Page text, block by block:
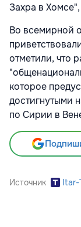
Захра в
Во всемирной
отметили, что
которое
достигнутыми
по Сирии в
Источник Itar-